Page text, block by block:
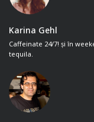
Karina Gehl
Caffeinate 24/7! și în
tequila.